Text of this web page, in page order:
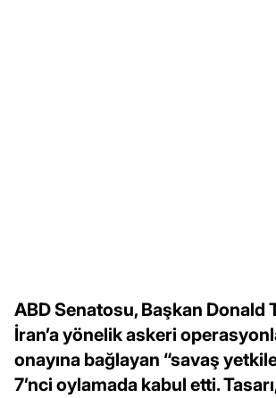
ABD Senatosu, Başkan Donald
İran’a yönelik askeri
onayına bağlayan “savaş
7’nci oylamada kabul etti.